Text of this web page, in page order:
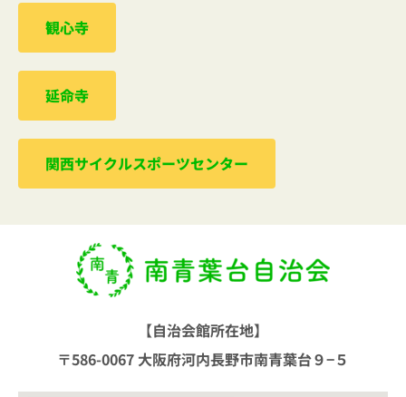
観心寺
延命寺
関西サイクルスポーツセンター
【自治会館所在地】
〒586-0067 大阪府河内長野市南青葉台９−５